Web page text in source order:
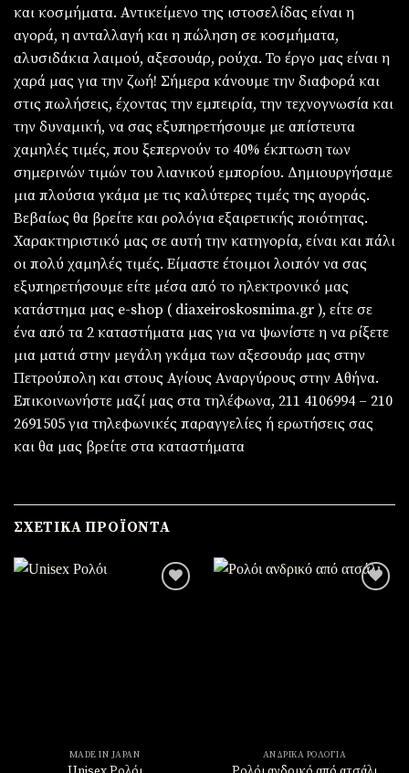
και κοσμήματα. Αντικείμενο της ιστοσελίδας είναι η
αγορά, η ανταλλαγή και η πώληση σε κοσμήματα,
αλυσιδάκια λαιμού, αξεσουάρ, ρούχα. Το έργο μας είναι η
χαρά μας για την ζωή! Σήμερα κάνουμε την διαφορά και
στις πωλήσεις, έχοντας την εμπειρία, την τεχνογνωσία και
την δυναμική, να σας εξυπηρετήσουμε με απίστευτα
χαμηλές τιμές, που ξεπερνούν το 40% έκπτωση των
σημερινών τιμών του λιανικού εμπορίου. Δημιουργήσαμε
μια πλούσια γκάμα με τις καλύτερες τιμές της αγοράς.
Βεβαίως θα βρείτε και ρολόγια εξαιρετικής ποιότητας.
Χαρακτηριστικό μας σε αυτή την κατηγορία, είναι και πάλι
οι πολύ χαμηλές τιμές. Είμαστε έτοιμοι λοιπόν να σας
εξυπηρετήσουμε είτε μέσα από το ηλεκτρονικό μας
κατάστημα μας e-shop ( diaxeiroskosmima.gr ), είτε σε
ένα από τα 2 καταστήματα μας για να ψωνίστε η να ρίξετε
μια ματιά στην μεγάλη γκάμα των αξεσουάρ μας στην
Πετρούπολη και στους Αγίους Αναργύρους στην Αθήνα.
Επικοινωνήστε μαζί μας στα τηλέφωνα, 211 4106994 – 210
2691505 για τηλεφωνικές παραγγελίες ή ερωτήσεις σας
και θα μας βρείτε στα καταστήματα
ΣΧΕΤΙΚΆ ΠΡΟΪΌΝΤΑ
MADE IN JAPAN ΑΝΔΡΙΚΆ ΡΟΛΌΓΙΑ